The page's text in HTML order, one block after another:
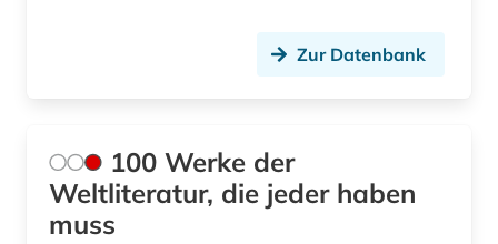
arbeitsmarkt (1)
arbeitsrecht (1)
arbeitssicherheit (1)
Nordamerika (4)
Norwegen (11)
Zur Datenbank
100 Werke der
Weltliteratur, die jeder haben
muss